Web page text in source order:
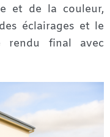
et de la couleur,
éclairages et le
rendu final avec